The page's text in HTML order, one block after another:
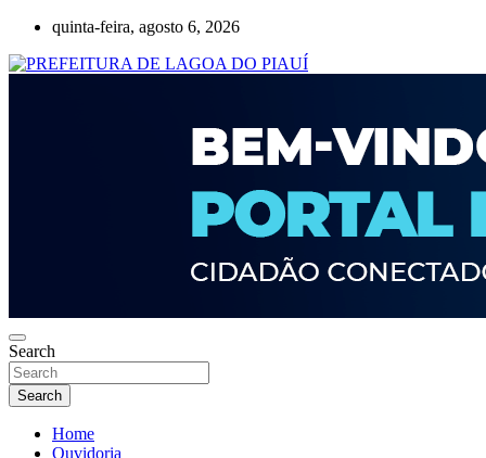
Skip
content
quinta-feira, agosto 6, 2026
Search
Search
Home
Ouvidoria